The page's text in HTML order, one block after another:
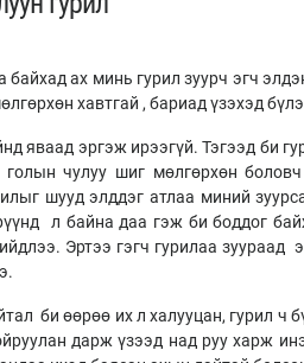
байхад ах минь гурил зуурч эгч
хавтгай , бариад үзэхэд
яваад эргэж ирээгүй. Тэгээд би
голын чулуу шиг мөлгөрхөн
шууд элддэг атлаа миний
л байна даа гэж би боддог
Эртээ гэгч гурилаа зуураад
би өөрөө их л халууцан, гурил ч
дарж үзээд над руу харж